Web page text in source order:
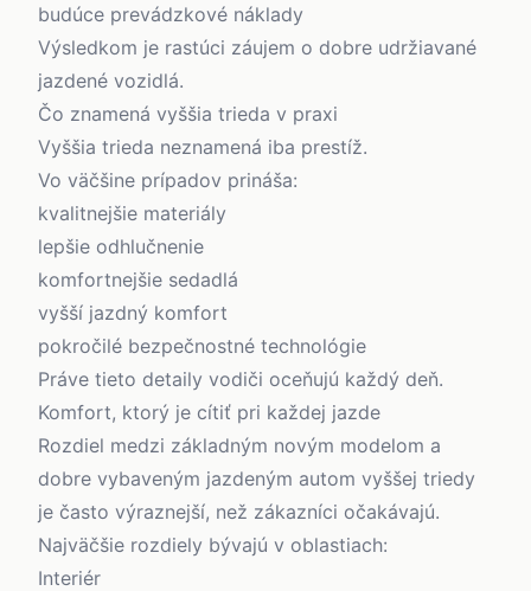
budúce prevádzkové náklady
Výsledkom je rastúci záujem o dobre udržiavané
jazdené vozidlá.
Čo znamená vyššia trieda v praxi
Vyššia trieda neznamená iba prestíž.
Vo väčšine prípadov prináša:
kvalitnejšie materiály
lepšie odhlučnenie
komfortnejšie sedadlá
vyšší jazdný komfort
pokročilé bezpečnostné technológie
Práve tieto detaily vodiči oceňujú každý deň.
Komfort, ktorý je cítiť pri každej jazde
Rozdiel medzi základným novým modelom a
dobre vybaveným jazdeným autom vyššej triedy
je často výraznejší, než zákazníci očakávajú.
Najväčšie rozdiely bývajú v oblastiach:
Interiér